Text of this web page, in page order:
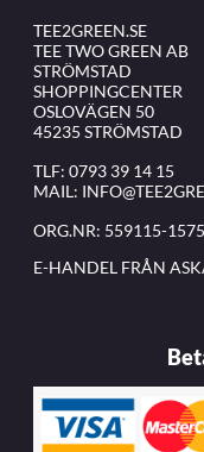
TEE2GREEN.SE
TEE TWO GREEN AB
STRÖMSTAD
SHOPPINGCENTER
OSLOVÄGEN 50
45235 STRÖMSTAD
TLF: 0793 39 14 15
MAIL:
ORG.NR: 559115-1575
E-HANDEL FRÅN